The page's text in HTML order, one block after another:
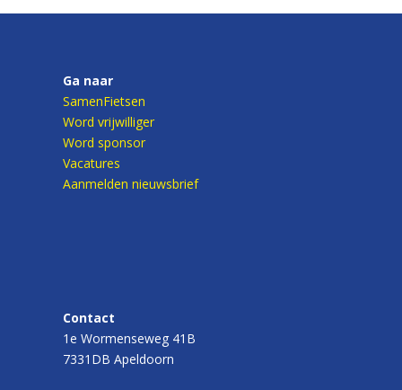
Ga naar
SamenFietsen
Word vrijwilliger
Word sponsor
Vacatures
Aanmelden nieuwsbrief
Contact
1e Wormenseweg 41B
7331DB Apeldoorn